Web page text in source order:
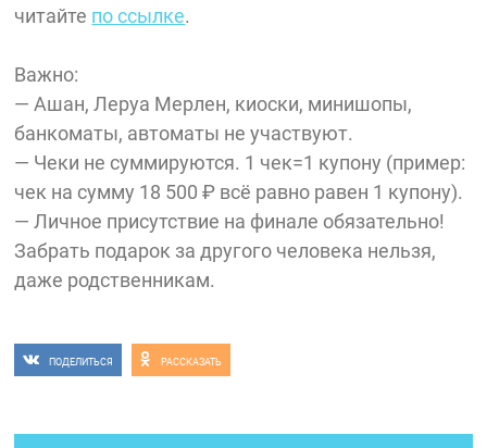
читайте по ссылке.
Важно:
— Ашан, Леруа Мерлен, киоски, минишопы,
банкоматы, автоматы не участвуют.
— Чеки не суммируются. 1 чек=1 купону (пример:
чек на сумму 18 500 ₽ всё равно равен 1 купону).
— Личное присутствие на финале обязательно!
Забрать подарок за другого человека нельзя,
даже родственникам.
ПОДЕЛИТЬСЯ РАССКАЗАТЬ